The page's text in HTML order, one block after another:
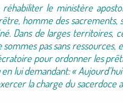
le ministère
homme des sacrements,
Dans de larges territoires,
pas sans ressources,
pour ordonner les
lui demandant: «
la charge du sacerdoce